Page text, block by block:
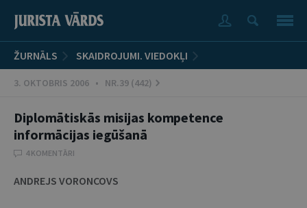
ŽURNĀLS SKAIDROJUMI. VIEDOKĻI
3. OKTOBRIS 2006 • NR.39 (442)
Diplomātiskās misijas kompetence
informācijas iegūšanā
4 KOMENTĀRI
ANDREJS VORONCOVS